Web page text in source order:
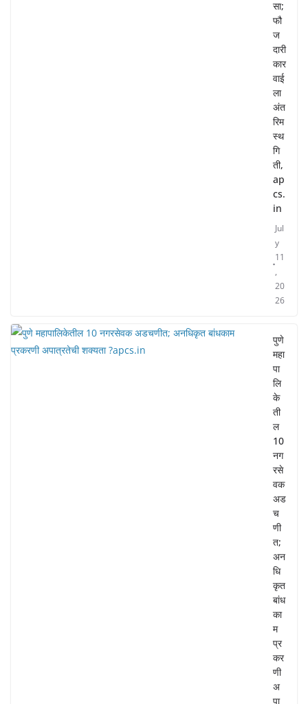
सा;
फौ
ज
दारी
कार
वाई
ला
अंत
रिम
स्थ
गि
ती,
ap
cs.
in
Jul
y
11
,
20
26
पुणे
महा
पा
लि
के
ती
ल
10
नग
रसे
वक
अड
च
णी
त;
अन
धि
कृत
बांध
का
म
प्र
कर
णी
अ
पा